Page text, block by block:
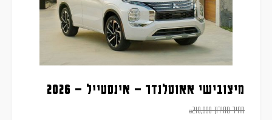
מיצובישי אאוטלנדר – אינסטייל – 2026
מחיר מחירון ₪210,990